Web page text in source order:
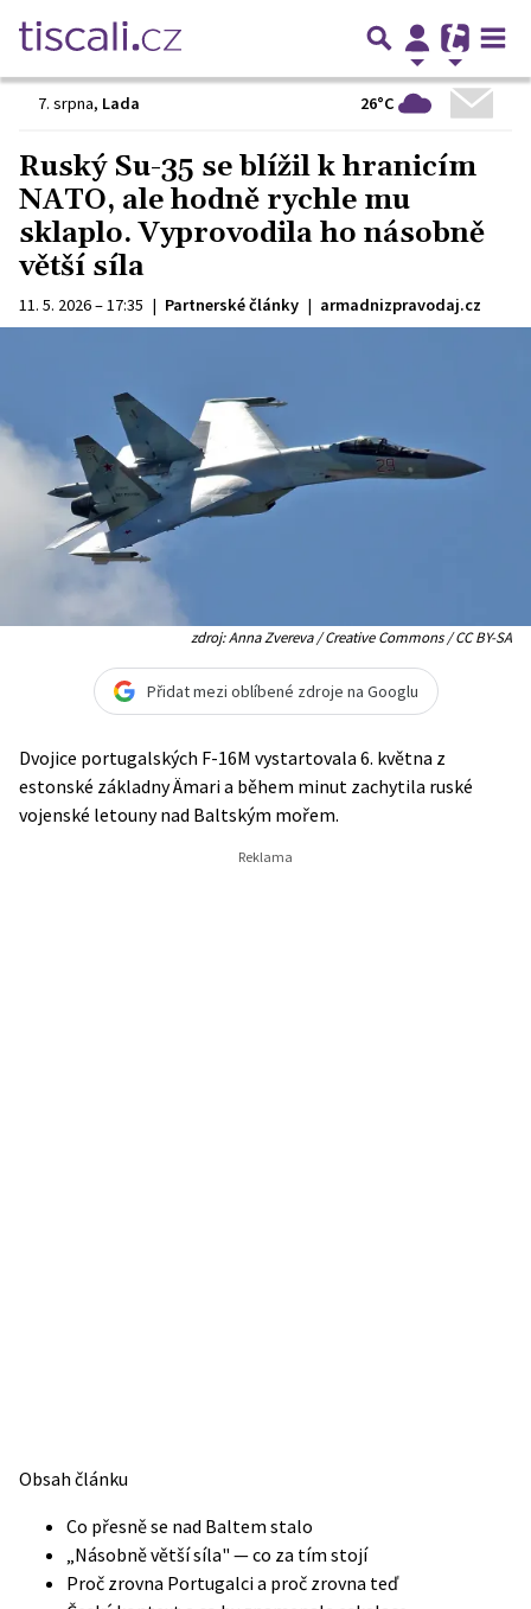
7. srpna, Lada 26°C
Ruský Su-35 se blížil k hranicím
NATO, ale hodně rychle mu
sklaplo. Vyprovodila ho násobně
větší síla
11. 5. 2026 – 17:35 | Partnerské články | armadnizpravodaj.cz
zdroj: Anna Zvereva / Creative Commons / CC BY-SA
Přidat mezi oblíbené zdroje na Googlu
Dvojice portugalských F-16M vystartovala 6. května z
estonské základny Ämari a během minut zachytila ruské
vojenské letouny nad Baltským mořem.
Obsah článku
Co přesně se nad Baltem stalo
„Násobně větší síla" — co za tím stojí
Proč zrovna Portugalci a proč zrovna teď